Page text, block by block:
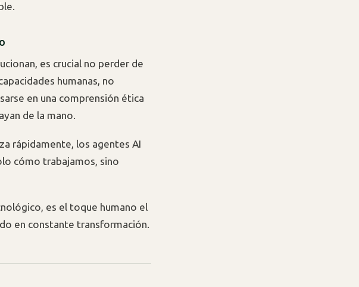
es crucial no perder de
humanas, no
en una comprensión ética
de la mano.
rápidamente, los agentes AI
cómo trabajamos, sino
es el toque humano el
en constante transformación.